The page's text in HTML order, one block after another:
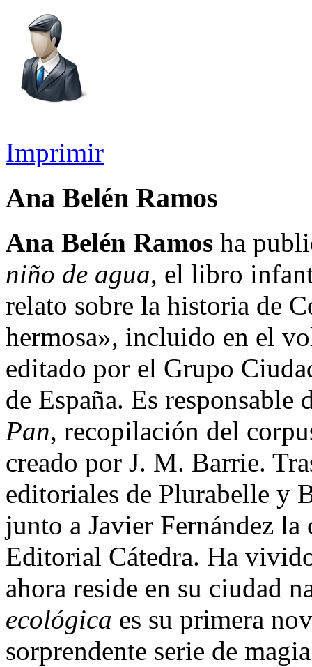
Imprimir
Ana Belén Ramos
Ana Belén Ramos ha
niño de agua, el libro
relato sobre la historia de
hermosa», incluido en el
editado por el Grupo
de España. Es
Pan, recopilación del
creado por J. M. Barrie.
editoriales de Plurabelle y
junto a Javier Fernández
Editorial Cátedra. Ha
ahora reside en su ciudad
ecológica es su primera
sorprendente serie de